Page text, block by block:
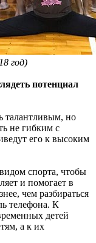
год)
потенциал
талантливым, но
не гибким с
его к высоким
спорта, чтобы
и помогает в
чем разбираться
телефона. К
детей
а к их